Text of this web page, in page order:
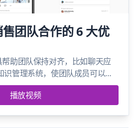
团队合作的 6 大优
助团队保持对齐，比如聊天应
识管理系统，使团队成员可以在
让销售部门快速找到市场部门
播放视频